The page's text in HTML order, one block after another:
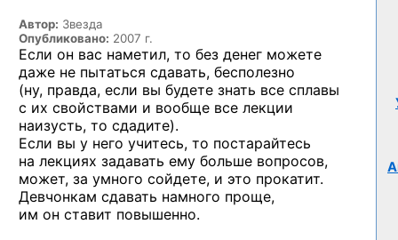
Автор: Звезда
Опубликовано: 2007 г.
Если он вас наметил, то без денег можете
даже не пытаться сдавать, бесполезно
(ну, правда, если вы будете знать все сплавы
с их свойствами и вообще все лекции
наизусть, то сдадите).
Если вы у него учитесь, то постарайтесь
на лекциях задавать ему больше вопросов,
может, за умного сойдете, и это прокатит.
Девчонкам сдавать намного проще,
им он ставит повышенно.